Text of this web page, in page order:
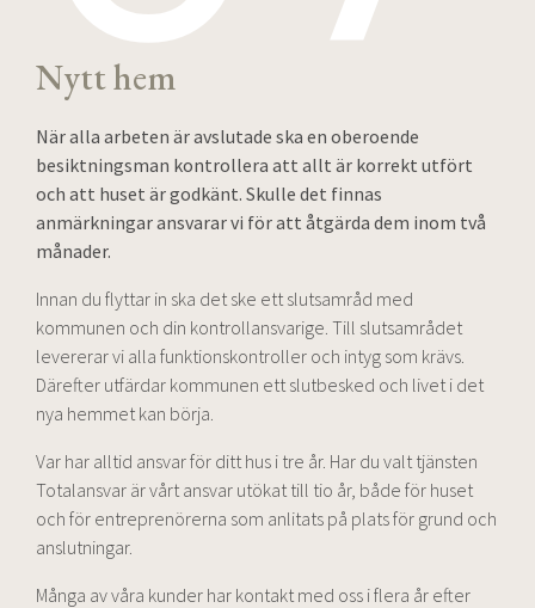
Nytt hem
När alla arbeten är avslutade ska en oberoende
besiktningsman kontrollera att allt är korrekt utfört
och att huset är godkänt. Skulle det finnas
anmärkningar ansvarar vi för att åtgärda dem inom två
månader.
Innan du flyttar in ska det ske ett slutsamråd med
kommunen och din kontrollansvarige. Till slutsamrådet
levererar vi alla funktionskontroller och intyg som krävs.
Därefter utfärdar kommunen ett slutbesked och livet i det
nya hemmet kan börja.
Var har alltid ansvar för ditt hus i tre år. Har du valt tjänsten
Totalansvar är vårt ansvar utökat till tio år, både för huset
och för entreprenörerna som anlitats på plats för grund och
anslutningar.
Många av våra kunder har kontakt med oss i flera år efter